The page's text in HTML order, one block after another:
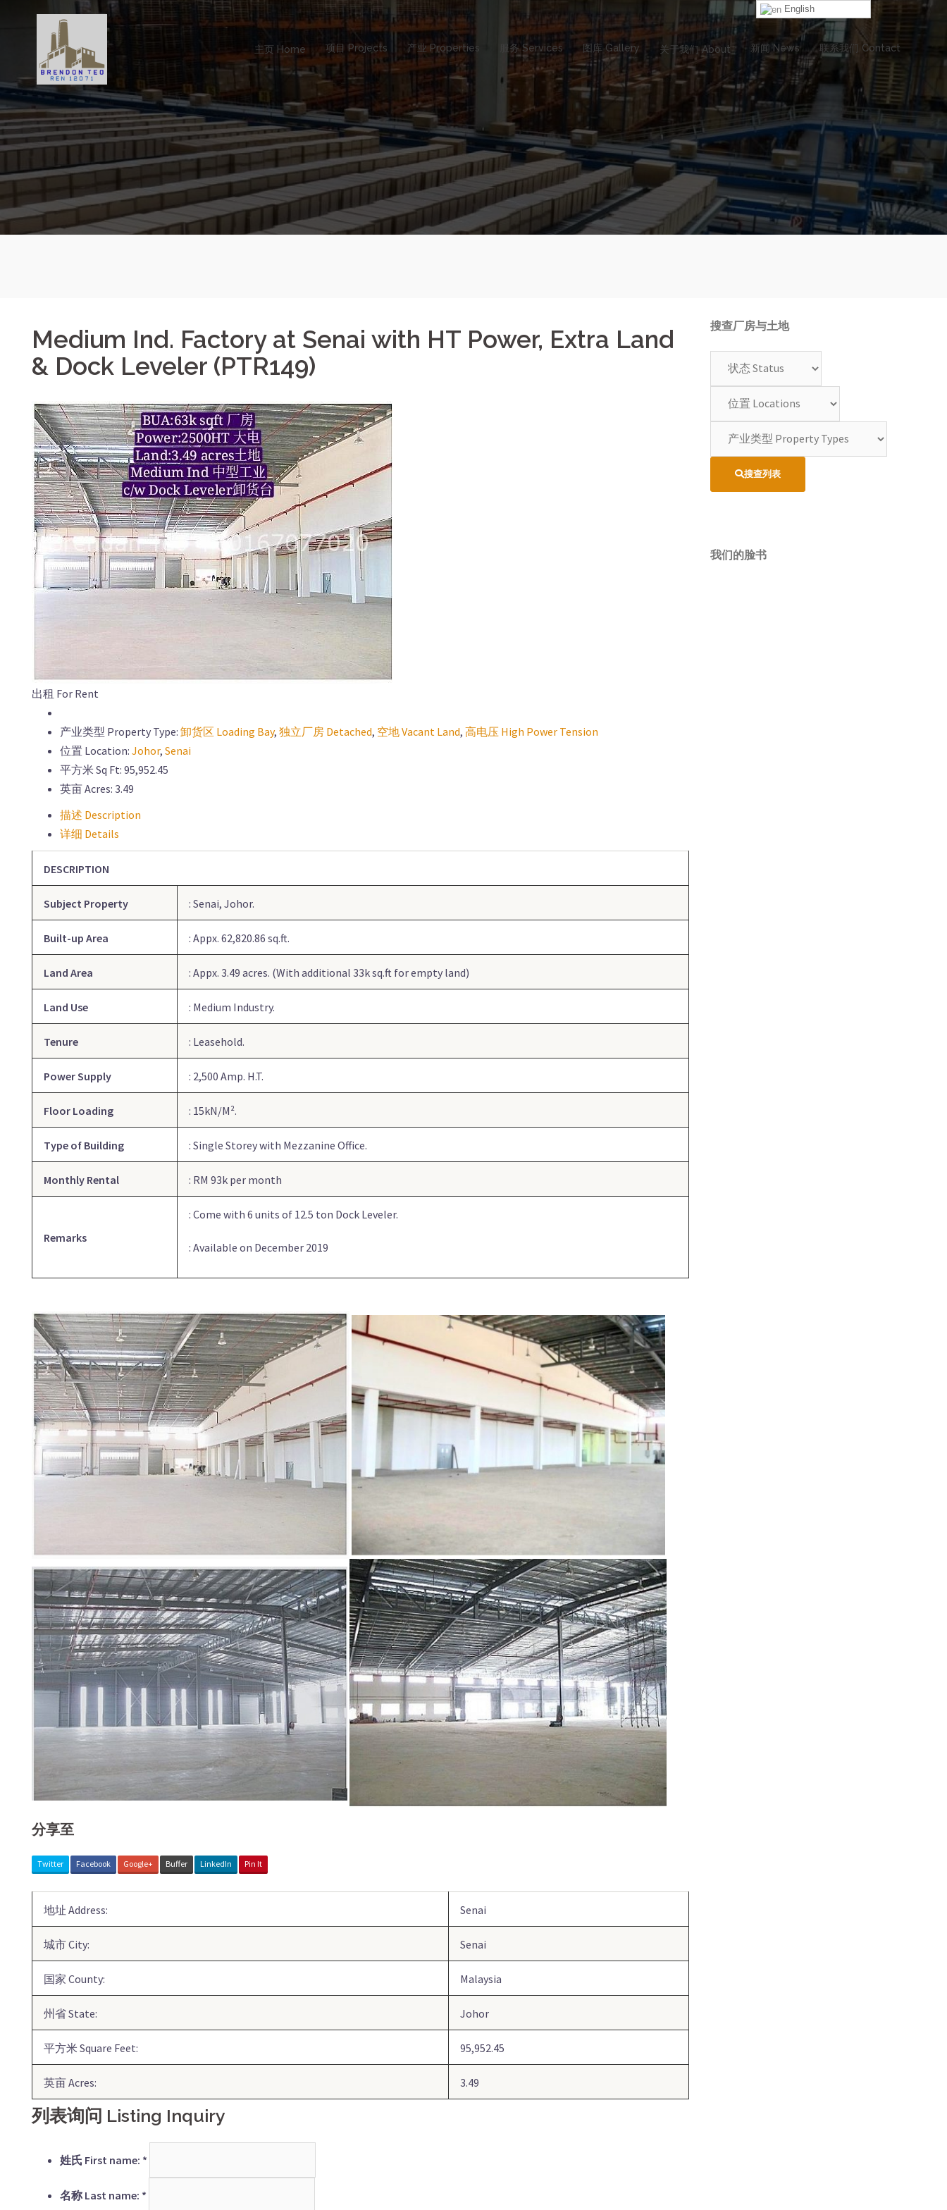
主页 Home 项目 Projects 产业 Properties 服务 Services 图库 Gallery 关于我们 About 新闻 News 联系我们 Contact
Medium Ind. Factory at Senai with HT Power, Extra Land
& Dock Leveler (PTR149)
出租 For Rent
产业类型 Property Type: 卸货区 Loading Bay, 独立厂房 Detached, 空地 Vacant Land, 高电压 High Power Tension
位置 Location: Johor, Senai
平方米 Sq Ft: 95,952.45
英亩 Acres: 3.49
描述 Description
详细 Details
DESCRIPTION
Subject Property : Senai, Johor.
Built-up Area : Appx. 62,820.86 sq.ft.
Land Area : Appx. 3.49 acres. (With additional 33k sq.ft for empty land)
Land Use : Medium Industry.
Tenure : Leasehold.
Power Supply : 2,500 Amp. H.T.
Floor Loading : 15kN/M².
Type of Building : Single Storey with Mezzanine Office.
Monthly Rental : RM 93k per month
Remarks
: Come with 6 units of 12.5 ton Dock Leveler.
: Available on December 2019
分享至
Twitter Facebook Google+ Buffer LinkedIn Pin It
地址 Address: Senai
城市 City: Senai
国家 County: Malaysia
州省 State: Johor
平方米 Square Feet: 95,952.45
英亩 Acres: 3.49
列表询问 Listing Inquiry
姓氏 First name: *
名称 Last name: *
搜查厂房与土地
搜查列表
我们的脸书
English